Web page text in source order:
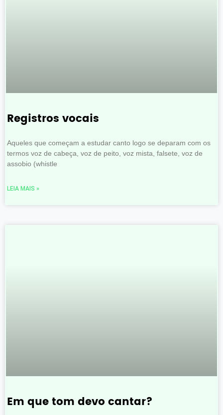
Registros vocais
Aqueles que começam a estudar canto logo se deparam com os
termos voz de cabeça, voz de peito, voz mista, falsete, voz de
assobio (whistle
LEIA MAIS »
Em que tom devo cantar?